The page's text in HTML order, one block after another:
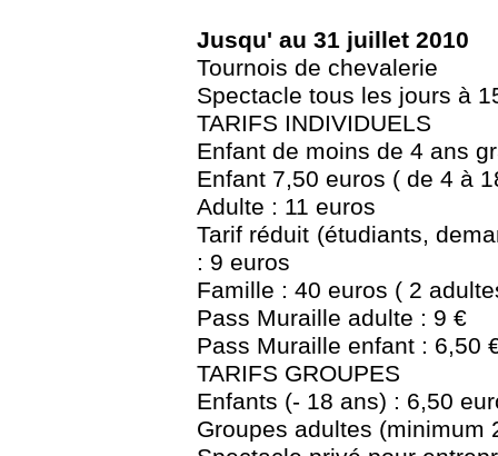
Jusqu' au 31 juillet 2010
Tournois de chevalerie
Spectacle tous les jours à
TARIFS INDIVIDUELS
Enfant de moins de 4 ans
Enfant 7,50 euros ( de 4 à
Adulte : 11 euros
Tarif réduit (étudiants,
: 9 euros
Famille : 40 euros ( 2
Pass Muraille adulte : 9 €
Pass Muraille enfant : 6,50
TARIFS GROUPES
Enfants (- 18 ans) : 6,50
Groupes adultes (minimum